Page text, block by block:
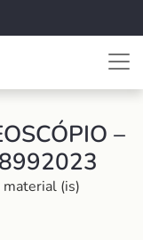
–
material (is)